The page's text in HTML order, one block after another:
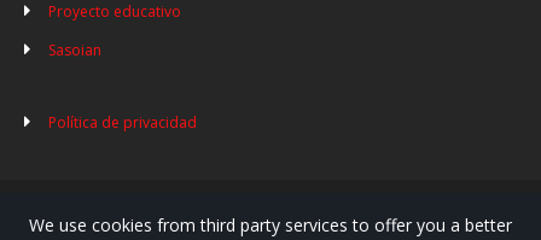
Proyecto educativo
Sasoian
Política de privacidad
© Copyright 2019. Lauro Ikastola
We use cookies from third party services to offer you a better